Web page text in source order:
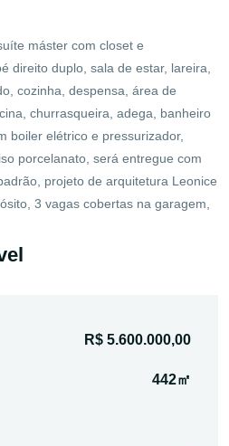
máster com closet e
direito duplo, sala de estar, lareira,
cozinha, despensa, área de
churrasqueira, adega, banheiro
boiler elétrico e pressurizador,
porcelanato, será entregue com
projeto de arquitetura Leonice
3 vagas cobertas na garagem,
R$ 5.600.000,00
442㎡